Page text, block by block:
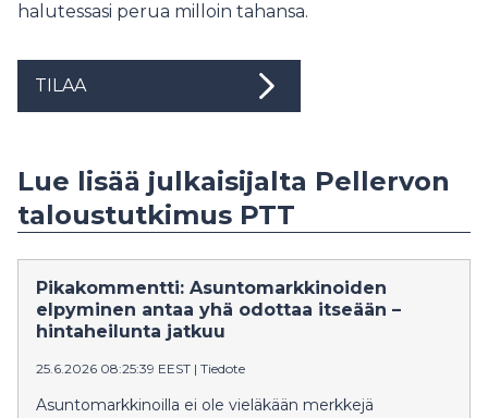
halutessasi perua milloin tahansa.
TILAA
Lue lisää julkaisijalta Pellervon
taloustutkimus PTT
Pikakommentti: Asuntomarkkinoiden
elpyminen antaa yhä odottaa itseään –
hintaheilunta jatkuu
25.6.2026 08:25:39 EEST | Tiedote
Asuntomarkkinoilla ei ole vieläkään merkkejä